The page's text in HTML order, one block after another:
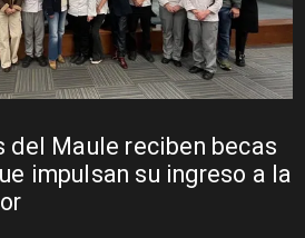
del Maule reciben becas
impulsan su ingreso a la